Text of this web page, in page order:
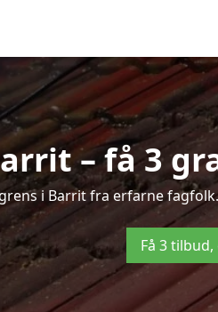
– få 3
i Barrit fra erfarne
Få 3